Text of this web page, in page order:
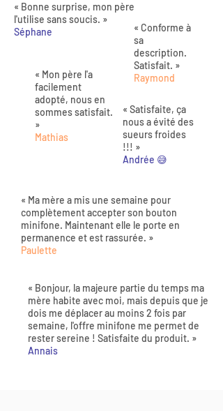
« Bonne surprise, mon père
l'utilise sans soucis. »
Séphane
« Mon père l'a
facilement
adopté, nous en
sommes satisfait.
»
Mathias
« Conforme à
sa
description.
Satisfait. »
Raymond
« Satisfaite, ça
nous a évité des
sueurs froides
!!! »
Andrée 😅
« Ma mère a mis une semaine pour
complètement accepter son bouton
minifone. Maintenant elle le porte en
permanence et est rassurée. »
Paulette
« Bonjour, la majeure partie du temps ma
mère habite avec moi, mais depuis que je
dois me déplacer au moins 2 fois par
semaine, l'offre minifone me permet de
rester sereine ! Satisfaite du produit. »
Annais